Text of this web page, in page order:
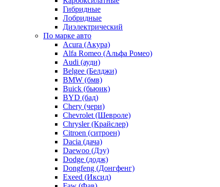
Гибридные
Лобридные
Диэлектрический
По марке авто
Acura (Акура)
Alfa Romeo (Альфа Ромео)
Audi (ауди)
Belgee (Белджи)
BMW (бмв)
Buick (бьюик)
BYD (бад)
Chery (чери)
Chevrolet (Шевроле)
Chrysler (Крайслер)
Citroen (ситроен)
Dacia (дача)
Daewoo (Дэу)
Dodge (додж)
Dongfeng (Донгфенг)
Exeed (Иксид)